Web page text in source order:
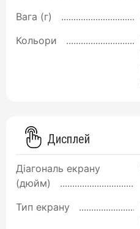
Вага (г)
Кольори
Дисплей
Діагональ екрану
(дюйм)
Тип екрану